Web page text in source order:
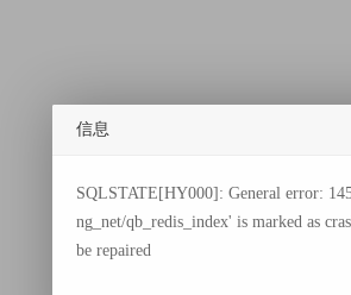
信息
SQLSTATE[HY000]: General error:
ng_net/qb_redis_index' is marked as
be repaired